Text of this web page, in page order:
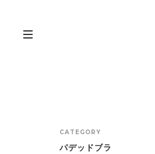
CATEGORY
パデッドブラ